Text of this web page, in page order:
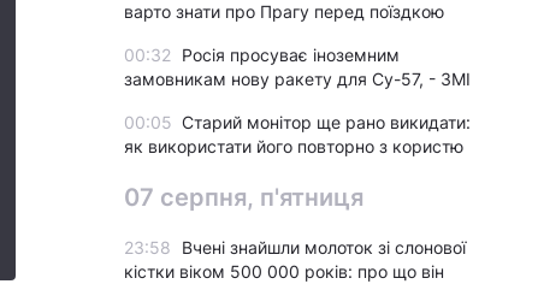
варто знати про Прагу перед поїздкою
00:32
Росія просуває іноземним
замовникам нову ракету для Су-57, - ЗМІ
00:05 Старий монітор ще рано викидати:
як використати його повторно з користю
07 серпня, п'ятниця
23:58
Вчені знайшли молоток зі слонової
кістки віком 500 000 років: про що він